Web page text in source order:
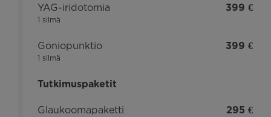
YAG-iridotomia
1 silmä
399 €
Goniopunktio
1 silmä
399 €
Tutkimuspaketit
Glaukoomapaketti 295 €